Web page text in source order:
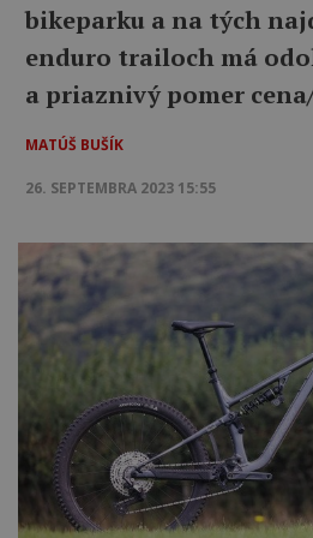
bikeparku a na tých
enduro trailoch má
a priaznivý pomer
MATÚŠ BUŠÍK
26. SEPTEMBRA 2023 15:55